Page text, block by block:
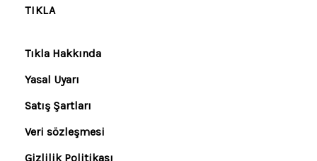
TIKLA
Tıkla Hakkında
Yasal Uyarı
Satış Şartları
Veri sözleşmesi
Gizlilik Politikası